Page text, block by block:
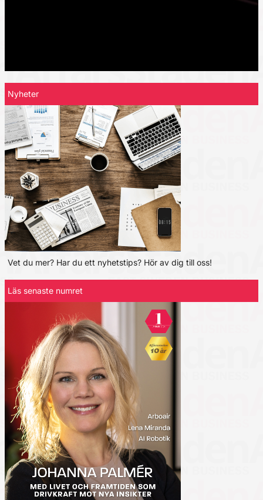
Nyheter
Vet du mer? Har du ett nyhetstips? Hör av dig till oss!
Läs senaste numret